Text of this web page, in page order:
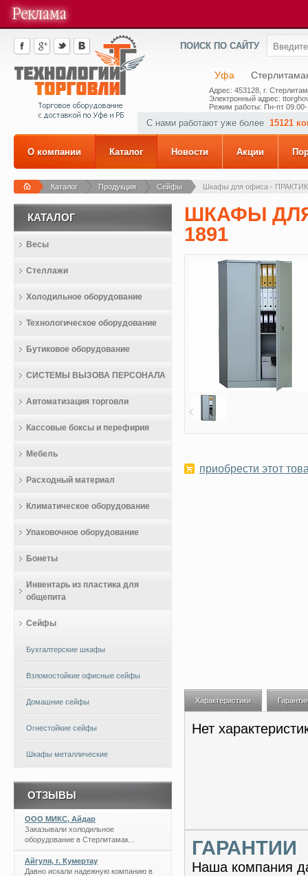
ПОИСК ПО САЙТУ
Уфа
Адрес: 453128, г.
Электронный адрес:
Режим работы: Пн-пт
С нами работают уже более 15121
О компании Каталог Новости Акции
Каталог Продукция Сейфы Шкафы для офиса - ПРАКТИК
ШКАФЫ
1891
приобрести этот
Характеристики
Нет
ГАРАНТИИ
Наша компания
КАТАЛОГ
Весы
Стеллажи
Холодильное оборудование
Технологическое оборудование
Бутиковое оборудование
СИСТЕМЫ ВЫЗОВА ПЕРСОНАЛА
Автоматизация торговли
Кассовые боксы и перефирия
Мебель
Расходный материал
Климатическое оборудование
Упаковочное оборудование
Бонеты
Инвентарь из пластика для
общепита
Сейфы
Бухгалтерские шкафы
Взломостойкие офисные сейфы
Домашние сейфы
Огнестойкие сейфы
Шкафы металлические
ОТЗЫВЫ
ООО МИКС, Айдар
Заказывали холодильное
оборудование в Стерлитамак...
Айгуля, г. Кумертау
Давно искали надежную компанию в